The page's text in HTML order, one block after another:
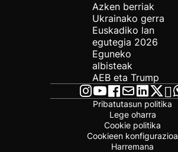
Azken berriak
Ukrainako gerra
Euskadiko lan
egutegia 2026
Eguneko
albisteak
AEB eta Trump
Pribatutasun politika
Lege oharra
Cookie politika
Cookieen konfigurazioa
Harremana